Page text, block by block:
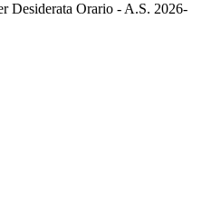
Desiderata Orario - A.S. 2026-